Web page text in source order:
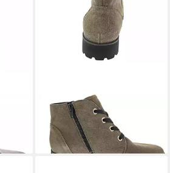
WALDLÄUFER
Schnürstiefelette
130,00 €